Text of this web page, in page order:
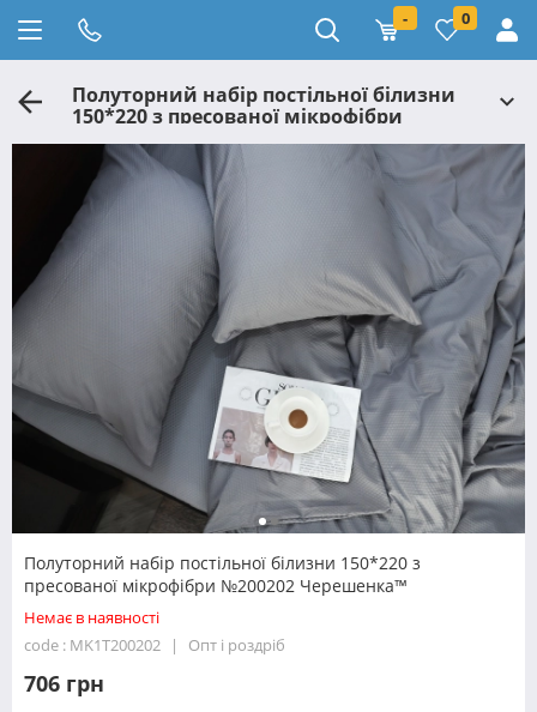
- 0
Полуторний набір постільної білизни
150*220 з пресованої мікрофібри
№200202 Черешенка™
Полуторний набір постільної білизни 150*220 з
пресованої мікрофібри №200202 Черешенка™
Немає в наявності
code : MK1T200202
Опт і роздріб
706 грн